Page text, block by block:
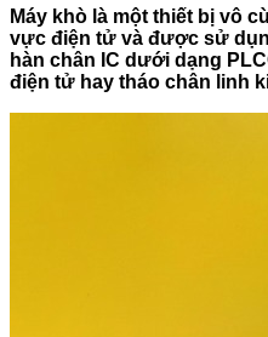
Máy khò là một thiết bị vô
vực điện tử và được sử
hàn chân IC dưới dạng
điện tử hay tháo chân linh